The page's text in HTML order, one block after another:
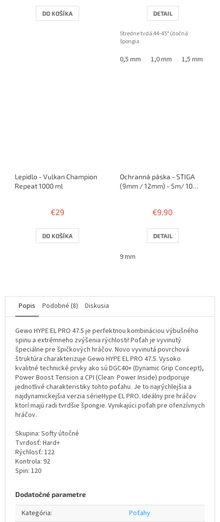
DO KOŠÍKA DETAIL
Stredne tvdá 44-45° útočná
špongia
0,5 mm 1,0 mm 1,5 mm
Lepidlo - Vulkan Champion
Repeat 1000 ml
€29
DO KOŠÍKA
Ochranná páska - STIGA
(9mm / 12mm) - 5m/ 10
€9,90
DETAIL
9 mm
Popis Podobné (8) Diskusia
Gewo HYPE EL PRO 47.5 je perfektnou kombináciou výbušného
spinu a extrémneho zvýšenia rýchlosti! Poťah je vyvinutý
špeciálne pre špičkových hráčov. Novo vyvinutá povrchová
štruktúra charakterizuje Gewo HYPE EL PRO 47.5. Vysoko
kvalitné technické prvky ako sú DGC40+ (Dynamic Grip Concept),
Power Boost Tension a CPI (Clean Power Inside) podporuje
jednotlivé charakteristiky tohto poťahu. Je to najrýchlejšia a
najdynamickejšia verzia sérieHype EL PRO. Ideálny pre hráčov
ktorí majú radi tvrdšie špongie. Vynikajúci poťah pre ofenzívnych
hráčov.
Skupina: Softy útočné
Tvrdosť: Hard+
Rýchlosť: 122
Kontrola: 92
Spin: 120
Dodatočné parametre
Kategória:
Poťahy